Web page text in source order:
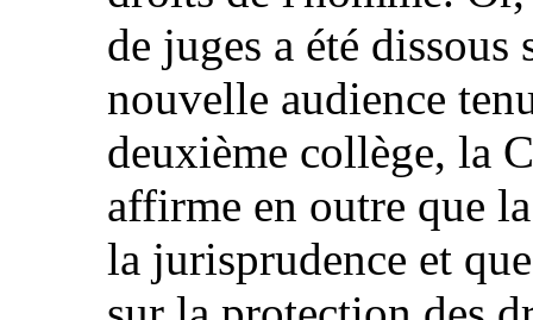
de juges a été dissous
nouvelle audience
deuxième collège, la
affirme en outre que
la jurisprudence et